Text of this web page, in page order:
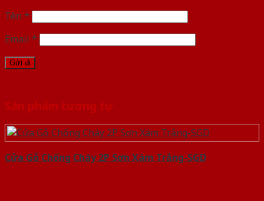
Tên *
Email *
Sản phẩm tương tự
Cửa Gỗ Chống Cháy 2P Sơn Xám Trắng-SGD